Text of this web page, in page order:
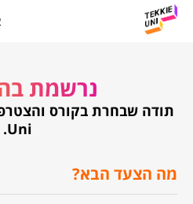
נרשמת
Uni.
מה הצעד הבא?